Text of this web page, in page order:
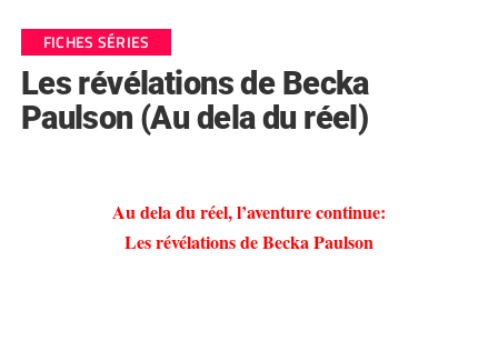
FICHES SÉRIES
Les révélations de Becka
Paulson (Au dela du réel)
Au dela du réel, l’aventure continue:
Les révélations de Becka Paulson